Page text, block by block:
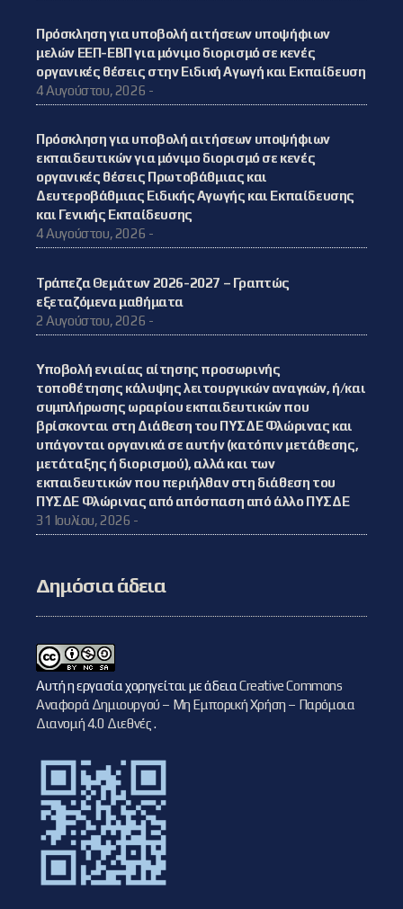
Πρόσκληση για υποβολή αιτήσεων υποψήφιων
μελών ΕΕΠ-ΕΒΠ για μόνιμο διορισμό σε κενές
οργανικές θέσεις στην Ειδική Αγωγή και Εκπαίδευση
4 Αυγούστου, 2026 -
Πρόσκληση για υποβολή αιτήσεων υποψήφιων
εκπαιδευτικών για μόνιμο διορισμό σε κενές
οργανικές θέσεις Πρωτοβάθμιας και
Δευτεροβάθμιας Ειδικής Αγωγής και Εκπαίδευσης
και Γενικής Εκπαίδευσης
4 Αυγούστου, 2026 -
Τράπεζα Θεμάτων 2026-2027 – Γραπτώς
εξεταζόμενα μαθήματα
2 Αυγούστου, 2026 -
Υποβολή ενιαίας αίτησης προσωρινής
τοποθέτησης κάλυψης λειτουργικών αναγκών, ή/και
συμπλήρωσης ωραρίου εκπαιδευτικών που
βρίσκονται στη Διάθεση του ΠΥΣΔΕ Φλώρινας και
υπάγονται οργανικά σε αυτήν (κατόπιν μετάθεσης,
μετάταξης ή διορισμού), αλλά και των
εκπαιδευτικών που περιήλθαν στη διάθεση του
ΠΥΣΔΕ Φλώρινας από απόσπαση από άλλο ΠΥΣΔΕ
31 Ιουλίου, 2026 -
Δημόσια άδεια
Αυτή η εργασία χορηγείται με άδειαCreative Commons
Αναφορά Δημιουργού – Μη Εμπορική Χρήση – Παρόμοια
Διανομή 4.0 Διεθνές.